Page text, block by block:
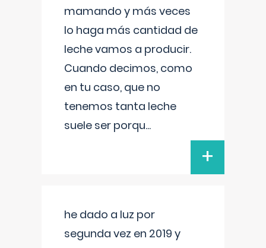
mamando y más veces
lo haga más cantidad de
leche vamos a producir.
Cuando decimos, como
en tu caso, que no
tenemos tanta leche
suele ser porqu...
+
he dado a luz por
segunda vez en 2019 y